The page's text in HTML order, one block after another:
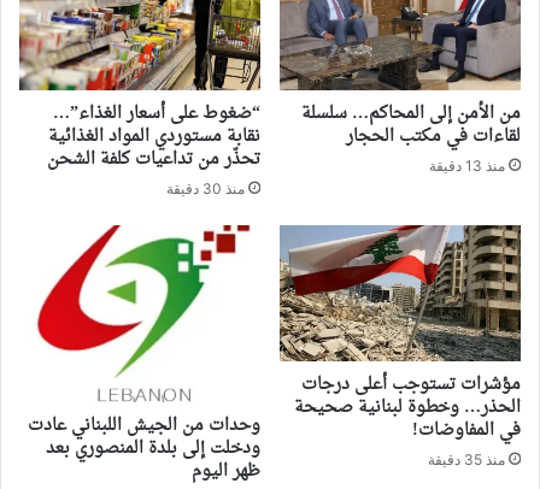
من الأمن إلى المحاكم… سلسلة
لقاءات في مكتب الحجار
منذ 13 دقيقة
“ضغوط على أسعار الغذاء”…
نقابة مستوردي المواد الغذائية
تحذّر من تداعيات كلفة الشحن
منذ 30 دقيقة
مؤشرات تستوجب أعلى درجات
الحذر… وخطوة لبنانية صحيحة
في المفاوضات!
منذ 35 دقيقة
وحدات من الجيش اللبناني عادت
ودخلت إلى بلدة المنصوري بعد
ظهر اليوم